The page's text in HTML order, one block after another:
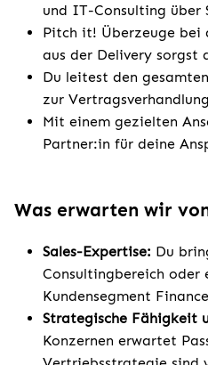
und IT-Consulting über
Pitch it! Überzeuge bei
aus der Delivery sorgst
Du leitest den
zur
Mit einem gezielten
Partner:in für deine
Was erwarten wir
Sales-Expertise: Du
Consultingbereich
Kundensegment
Strategische Fähigkeit
Konzernen erwartet